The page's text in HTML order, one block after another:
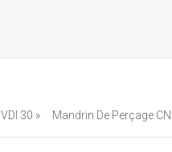
VDI 30 » Mandrin De Perçage